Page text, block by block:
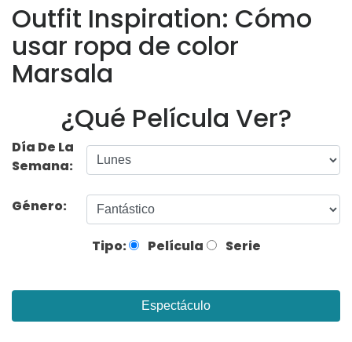
Outfit Inspiration: Cómo
usar ropa de color
Marsala
¿Qué Película Ver?
Día De La
Semana:
Género:
Tipo: Película Serie
Espectáculo